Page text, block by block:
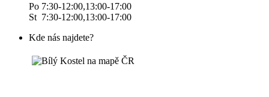
Po 7:30-12:00,13:00-17:00
St 7:30-12:00,13:00-17:00
Kde nás najdete?